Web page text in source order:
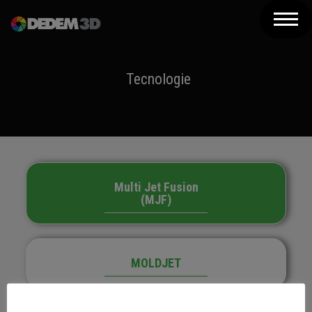
Risorse
Servizi
Contatti
Tecnologie
Multi Jet Fusion
(MJF)
MOLDJET